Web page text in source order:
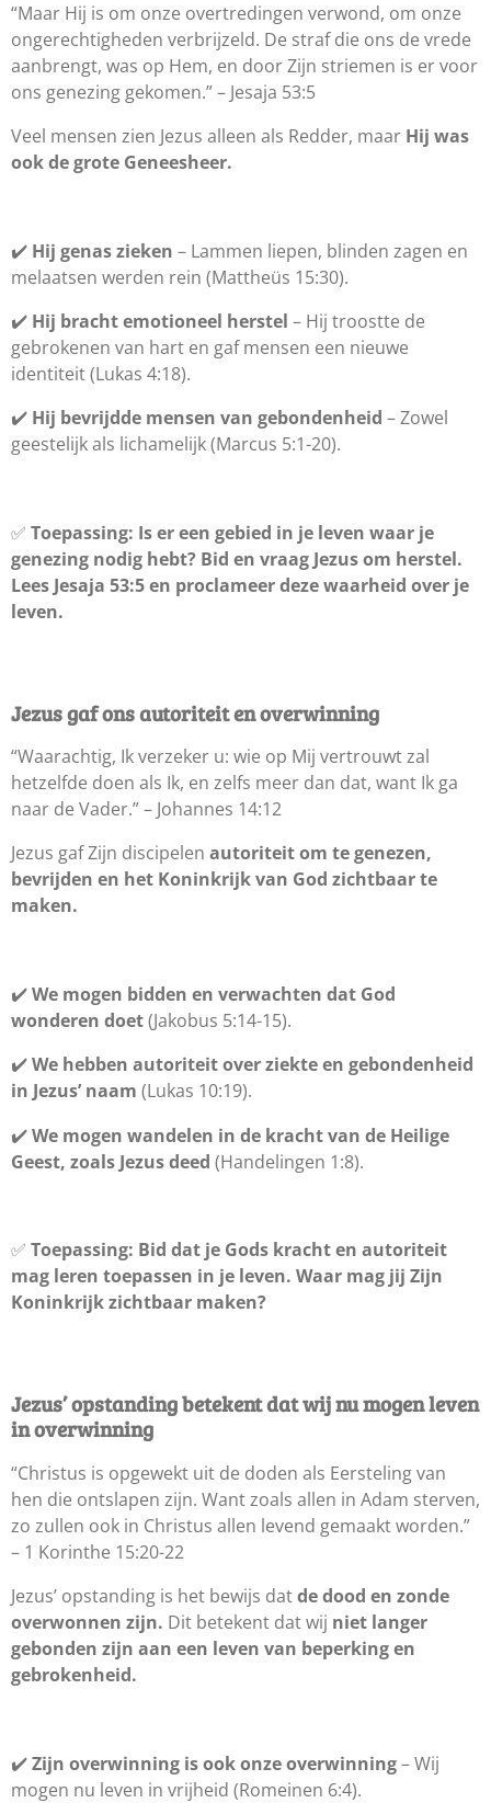
“Maar Hij is om onze overtredingen verwond, om onze
ongerechtigheden verbrijzeld. De straf die ons de vrede
aanbrengt, was op Hem, en door Zijn striemen is er voor
ons genezing gekomen.” – Jesaja 53:5
Veel mensen zien Jezus alleen als Redder, maar Hij was
ook de grote Geneesheer.
✔️ Hij genas zieken – Lammen liepen, blinden zagen en
melaatsen werden rein (Mattheüs 15:30).
✔️ Hij bracht emotioneel herstel – Hij troostte de
gebrokenen van hart en gaf mensen een nieuwe
identiteit (Lukas 4:18).
✔️ Hij bevrijdde mensen van gebondenheid – Zowel
geestelijk als lichamelijk (Marcus 5:1-20).
✅ Toepassing: Is er een gebied in je leven waar je
genezing nodig hebt? Bid en vraag Jezus om herstel.
Lees Jesaja 53:5 en proclameer deze waarheid over je
leven.
Jezus gaf ons autoriteit en overwinning
“Waarachtig, Ik verzeker u: wie op Mij vertrouwt zal
hetzelfde doen als Ik, en zelfs meer dan dat, want Ik ga
naar de Vader.” – Johannes 14:12
Jezus gaf Zijn discipelen autoriteit om te genezen,
bevrijden en het Koninkrijk van God zichtbaar te
maken.
✔️We mogen bidden en verwachten dat God
wonderen doet(Jakobus 5:14-15).
✔️We hebben autoriteit over ziekte en gebondenheid
in Jezus’ naam (Lukas 10:19).
✔️We mogen wandelen in de kracht van de Heilige
Geest, zoals Jezus deed (Handelingen 1:8).
✅ Toepassing: Bid dat je Gods kracht en autoriteit
mag leren toepassen in je leven. Waar mag jij Zijn
Koninkrijk zichtbaar maken?
Jezus’ opstanding betekent dat wij nu mogen leven
in overwinning
“Christus is opgewekt uit de doden als Eersteling van
hen die ontslapen zijn. Want zoals allen in Adam sterven,
zo zullen ook in Christus allen levend gemaakt worden.”
– 1 Korinthe 15:20-22
Jezus’ opstanding is het bewijs datde dood en zonde
overwonnen zijn. Dit betekent dat wij niet langer
gebonden zijn aan een leven van beperking en
gebrokenheid.
✔️Zijn overwinning is ook onze overwinning– Wij
mogen nu leven in vrijheid (Romeinen 6:4).